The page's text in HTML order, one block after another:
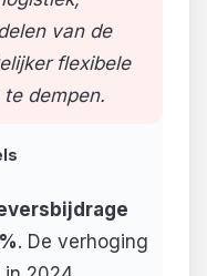
van de
flexibele
dempen.
. De verhoging